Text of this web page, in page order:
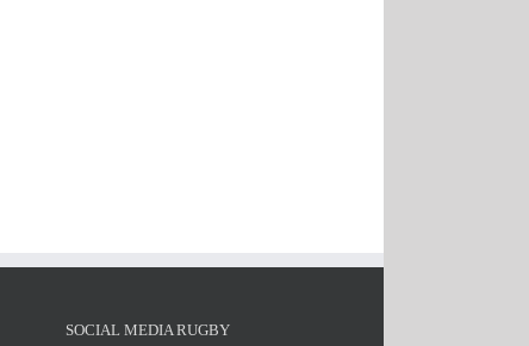
SOCIAL MEDIA RUGBY